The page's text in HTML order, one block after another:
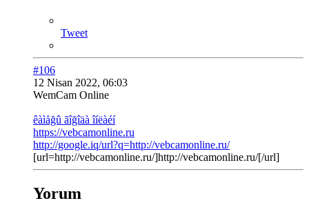
Tweet
#106
12 Nisan 2022, 06:03
WemCam Online
êàìåğû ãîğîäà îíëàéí
https://vebcamonline.ru
http://google.iq/url?q=http://vebcamonline.ru/
[url=http://vebcamonline.ru/]http://vebcamonline.ru/[/url]
Yorum